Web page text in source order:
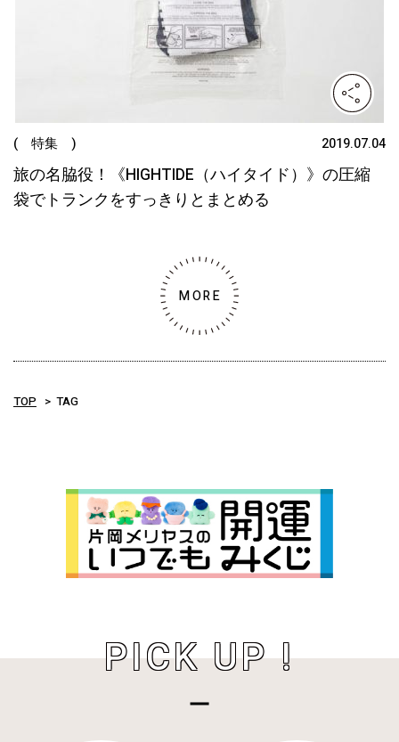
( 特集 ) 2019.07.04
旅の名脇役！《HIGHTIDE（ハイタイド）》の圧縮
袋でトランクをすっきりとまとめる
MORE
TOP TAG
PICK UP !